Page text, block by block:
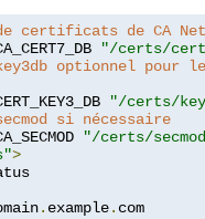
certificats de CA
"/certs/
optionnel pour
"/certs/
si nécessaire
"/certs/
>
. example. com